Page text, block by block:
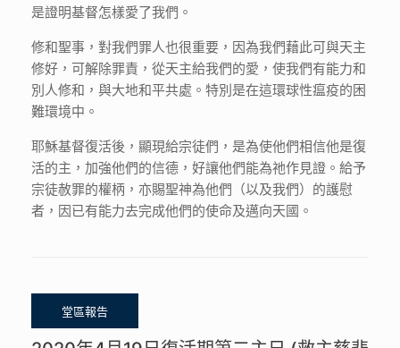
是證明基督怎樣愛了我們。
修和聖事，對我們罪人也很重要，因為我們藉此可與天主
修好，可解除罪責，從天主給我們的愛，使我們有能力和
別人修和，與大地和平共處。特別是在這環球性瘟疫的困
難環境中。
耶穌基督復活後，顯現給宗徒們，是為使他們相信他是復
活的主，加強他們的信德，好讓他們能為祂作見證。給予
宗徒赦罪的權柄，亦賜聖神為他們（以及我們）的護慰
者，因已有能力去完成他們的使命及邁向天國。